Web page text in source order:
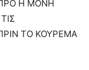
Η ΜΟΝΗ
ΤΟ ΚΟΥΡΕΜΑ